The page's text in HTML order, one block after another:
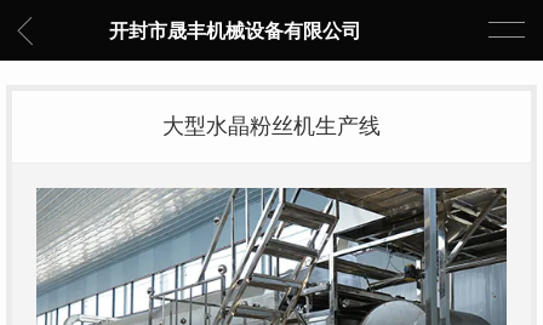
开封市晟丰机械设备有限公司
大型水晶粉丝机生产线